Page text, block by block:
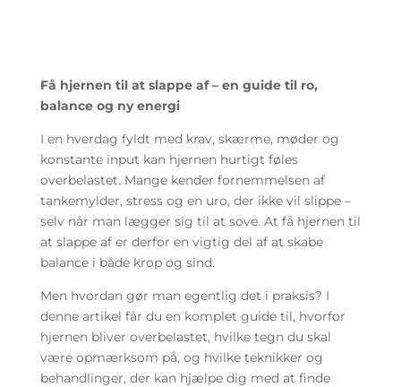
Få hjernen til at slappe af – en guide til ro,
balance og ny energi
I en hverdag fyldt med krav, skærme, møder og
konstante input kan hjernen hurtigt føles
overbelastet. Mange kender fornemmelsen af
tankemylder, stress og en uro, der ikke vil slippe –
selv når man lægger sig til at sove. At få hjernen til
at slappe af er derfor en vigtig del af at skabe
balance i både krop og sind.
Men hvordan gør man egentlig det i praksis? I
denne artikel får du en komplet guide til, hvorfor
hjernen bliver overbelastet, hvilke tegn du skal
være opmærksom på, og hvilke teknikker og
behandlinger, der kan hjælpe dig med at finde